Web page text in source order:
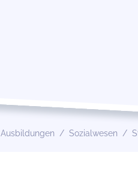
Ausbildungen Sozialwesen